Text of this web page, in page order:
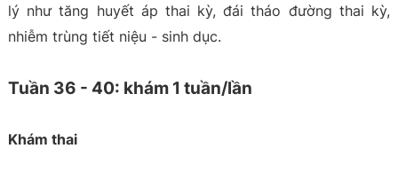
lý như tăng huyết áp thai kỳ, đái tháo đường thai kỳ,
nhiễm trùng tiết niệu - sinh dục.
Tuần 36 - 40: khám 1 tuần/lần
Khám thai